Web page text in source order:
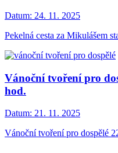
Datum: 24. 11. 2025
Pekelná cesta za Mikulášem
Vánoční tvoření pro
hod.
Datum: 21. 11. 2025
Vánoční tvoření pro dospělé